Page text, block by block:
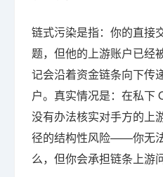
链式污染是指：你的直接
题，但他的上游账户已经
记会沿着资金链条向下传
户。真实情况是：在私下
没有办法核实对手方的上
径的结构性风险——你无
么，但你会承担链条上游